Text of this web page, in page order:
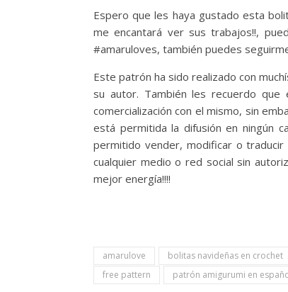
Espero que les haya gustado esta
me encantará ver sus trabajos!!,
#amaruloves, también puedes
Este patrón ha sido realizado con
su autor. También les recuerdo
comercialización con el mismo, sin
está permitida la difusión en ningún
permitido vender, modificar o
cualquier medio o red social sin
mejor energía!!!!
amarulove bolitas navideñas en crochet
free pattern
patrón amigurumi en